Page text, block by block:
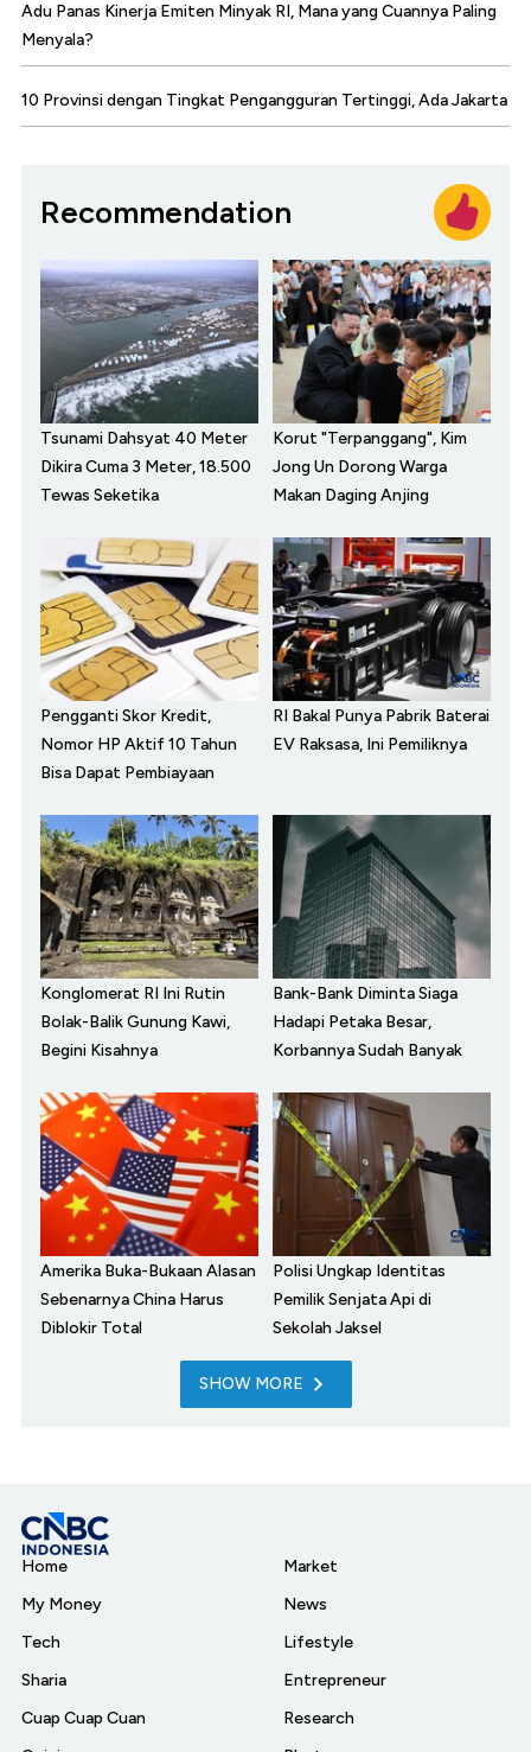
Adu Panas Kinerja Emiten Minyak RI, Mana yang Cuannya Paling
Menyala?
10 Provinsi dengan Tingkat Pengangguran Tertinggi, Ada Jakarta
Recommendation
Tsunami Dahsyat 40 Meter
Dikira Cuma 3 Meter, 18.500
Tewas Seketika
Korut "Terpanggang", Kim
Jong Un Dorong Warga
Makan Daging Anjing
Pengganti Skor Kredit,
Nomor HP Aktif 10 Tahun
Bisa Dapat Pembiayaan
RI Bakal Punya Pabrik Baterai
EV Raksasa, Ini Pemiliknya
Konglomerat RI Ini Rutin
Bolak-Balik Gunung Kawi,
Begini Kisahnya
Bank-Bank Diminta Siaga
Hadapi Petaka Besar,
Korbannya Sudah Banyak
Amerika Buka-Bukaan Alasan
Sebenarnya China Harus
Diblokir Total
Polisi Ungkap Identitas
Pemilik Senjata Api di
Sekolah Jaksel
SHOW MORE
Home
My Money
Tech
Sharia
Cuap Cuap Cuan
Market
News
Lifestyle
Entrepreneur
Research